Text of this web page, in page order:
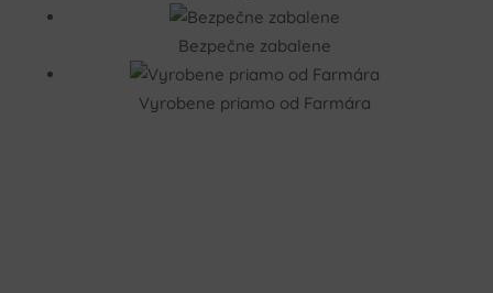
Bezpečne zabalene
Vyrobene priamo od Farmára